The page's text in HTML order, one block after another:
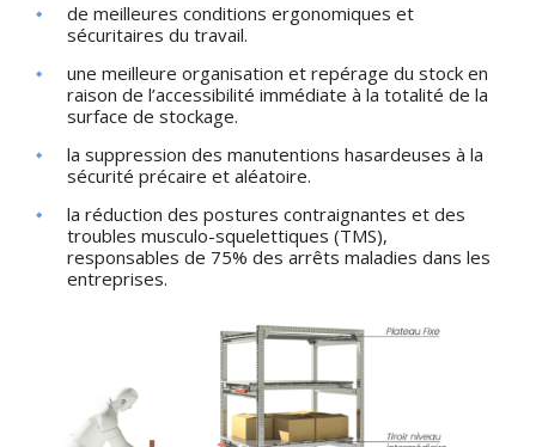
de meilleures conditions ergonomiques et
sécuritaires du travail.
une meilleure organisation et repérage du stock en
raison de l’accessibilité immédiate à la totalité de la
surface de stockage.
la suppression des manutentions hasardeuses à la
sécurité précaire et aléatoire.
la réduction des postures contraignantes et des
troubles musculo-squelettiques (TMS),
responsables de 75% des arrêts maladies dans les
entreprises.